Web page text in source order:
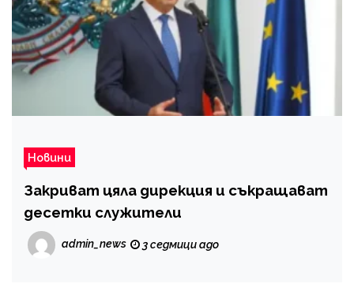
Новини
Закриват цяла дирекция и съкращават
десетки служители
admin_news 3 седмици ago